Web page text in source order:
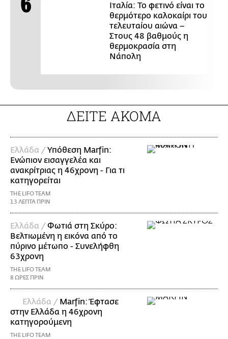
Ιταλία: Το φετινό είναι το
θερμότερο καλοκαίρι του
τελευταίου αιώνα –
Στους 48 βαθμούς η
θερμοκρασία στη
Νάπολη
ΔΕΙΤΕ ΑΚΟΜΑ
Ελλάδα /Υπόθεση Marfin:
Ενώπιον εισαγγελέα και
ανακρίτριας η 46χρονη - Για τι
κατηγορείται
THE LIFO TEAM
13 ΛΕΠΤΑ ΠΡΙΝ
Ελλάδα /Φωτιά στη Σκύρο:
Βελτιωμένη η εικόνα από το
πύρινο μέτωπο - Συνελήφθη
63χρονη
THE LIFO TEAM
8 ΩΡΕΣ ΠΡΙΝ
Ελλάδα / Marfin: Έφτασε
στην Ελλάδα η 46χρονη
κατηγορούμενη
THE LIFO TEAM